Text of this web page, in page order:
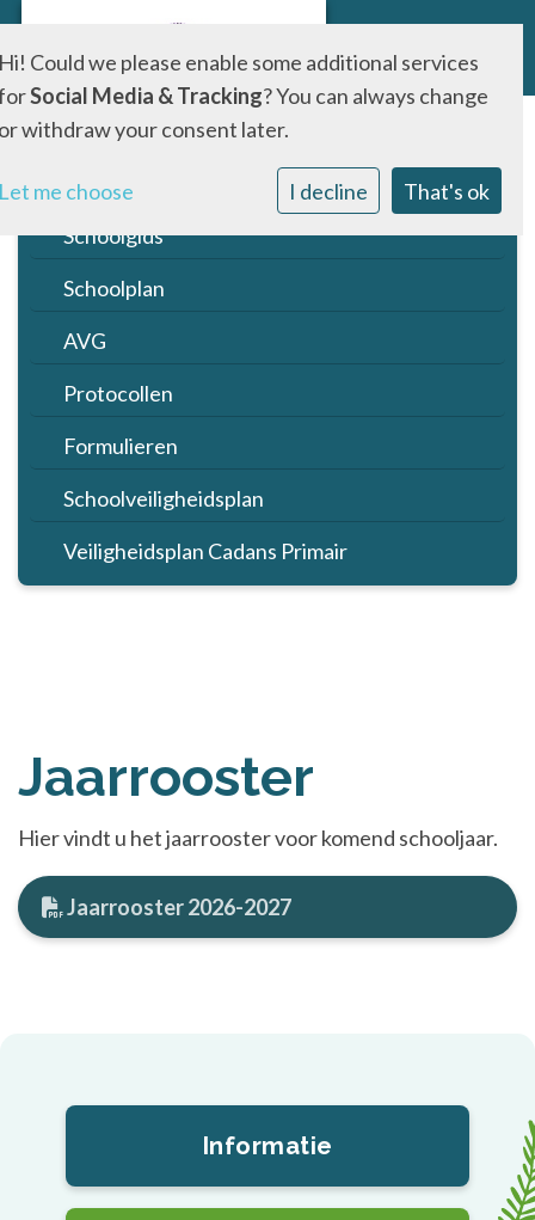
Jaarrooster
Jaarboekje
Schoolgids
Schoolplan
AVG
Protocollen
Formulieren
Schoolveiligheidsplan
Veiligheidsplan Cadans Primair
Jaarrooster
Hier vindt u het jaarrooster voor komend schooljaar.
Jaarrooster 2026-2027
Informatie
Could we please enable some additional services
Social Media & Tracking? You can always change
withdraw your consent later.
me choose I decline That's ok